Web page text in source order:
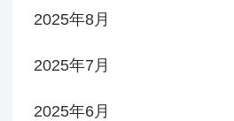
2025年8月
2025年7月
2025年6月